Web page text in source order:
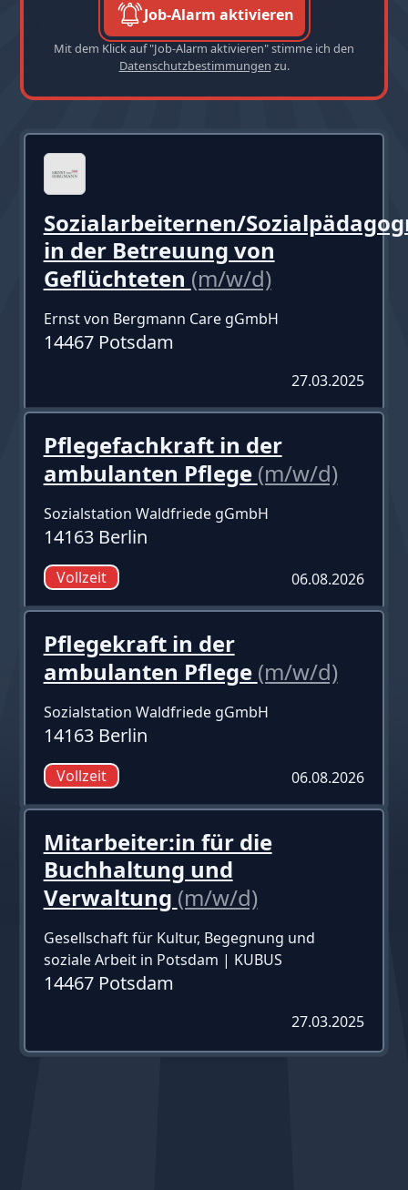
Job-Alarm aktivieren
Mit dem Klick auf "Job-Alarm aktivieren" stimme ich den
Datenschutzbestimmungen zu.
Sozialarbeiternen/
in der Betreuung von
Geflüchteten (m/w/d)
Ernst von Bergmann Care gGmbH
14467 Potsdam
27.03.2025
Pflegefachkraft in der
ambulanten Pflege (m/w/d)
Sozialstation Waldfriede gGmbH
14163 Berlin
Vollzeit 06.08.2026
Pflegekraft in der
ambulanten Pflege (m/w/d)
Sozialstation Waldfriede gGmbH
14163 Berlin
Vollzeit 06.08.2026
Mitarbeiter:in für die
Buchhaltung und
Verwaltung (m/w/d)
Gesellschaft für Kultur, Begegnung und
soziale Arbeit in Potsdam | KUBUS
14467 Potsdam
27.03.2025